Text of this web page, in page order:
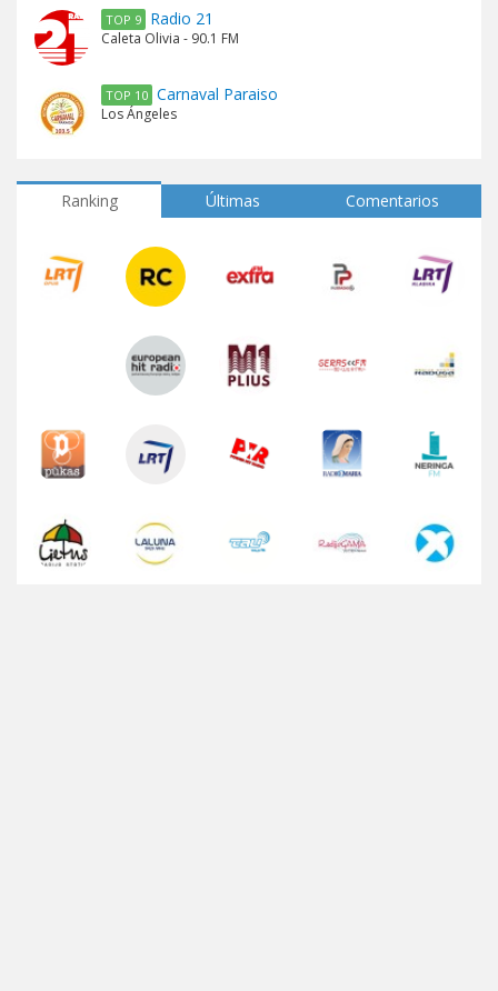
TOP 9 Radio 21
Caleta Olivia - 90.1 FM
TOP 10 Carnaval Paraiso
Los Ángeles
Ranking Últimas Comentarios